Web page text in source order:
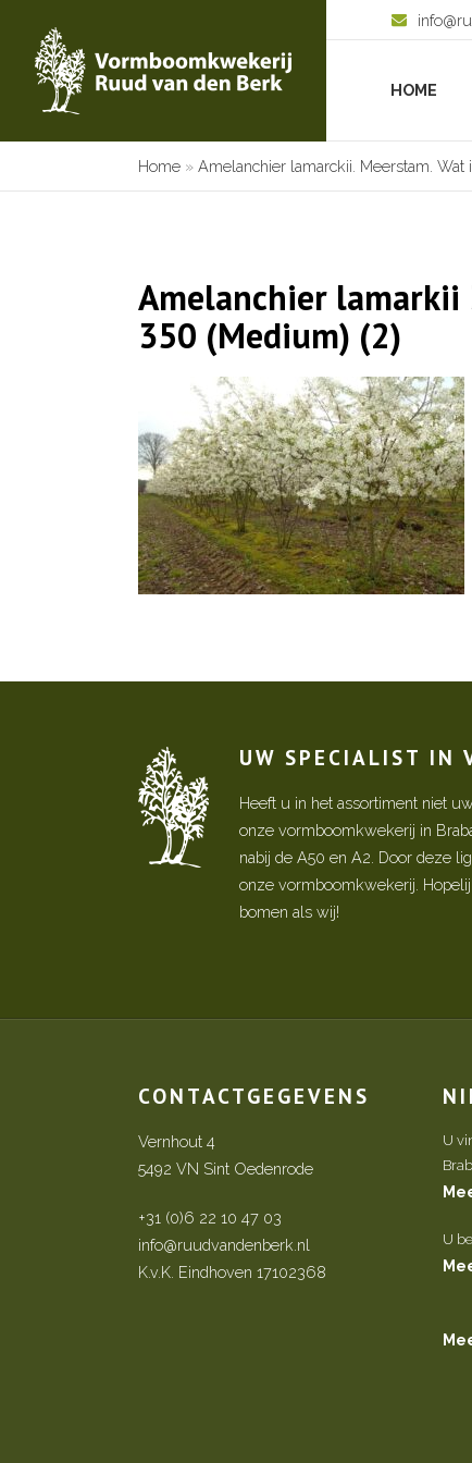
HOME
Home » Amelanchier lamarckii. Meerstam. Wat
Amelanchier lamarkii
350 (Medium) (2)
UW SPECIALIST IN
Heeft u in het assortiment niet
onze vormboomkwekerij in
nabij de A50 en A2. Door deze
onze vormboomkwekerij.
bomen als wij!
CONTACTGEGEVENS
Vernhout 4
5492 VN Sint Oedenrode
+31 (0)6 22 10 47 03
info@ruudvandenberk.nl
K.v.K. Eindhoven 17102368
U
U